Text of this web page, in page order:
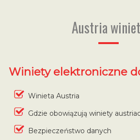
Austria
Winiety elektroniczne
Winieta Austria
Gdzie obowiązują winiety
Bezpieczeństwo danych